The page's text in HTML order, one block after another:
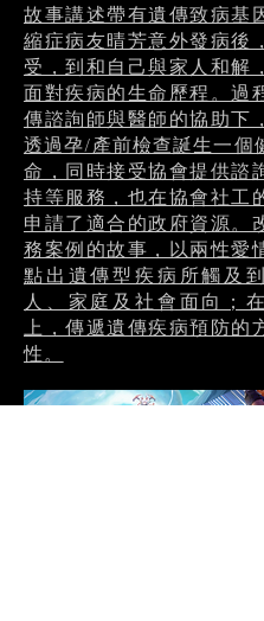
故事講述帶有遺傳致病基
縮症病友晴芳意外發病後
受，到和自己與家人和解
面對疾病的生命歷程。過
傳諮詢師與醫師的協助下
透過孕/產前檢查誕生一個
命，同時接受協會提供諮
持等服務，也在協會社工
申請了適合的政府資源。
務案例的故事，以兩性愛
點出遺傳型疾病所觸及
人、家庭及社會面向；
上，傳遞遺傳疾病預防的
性。